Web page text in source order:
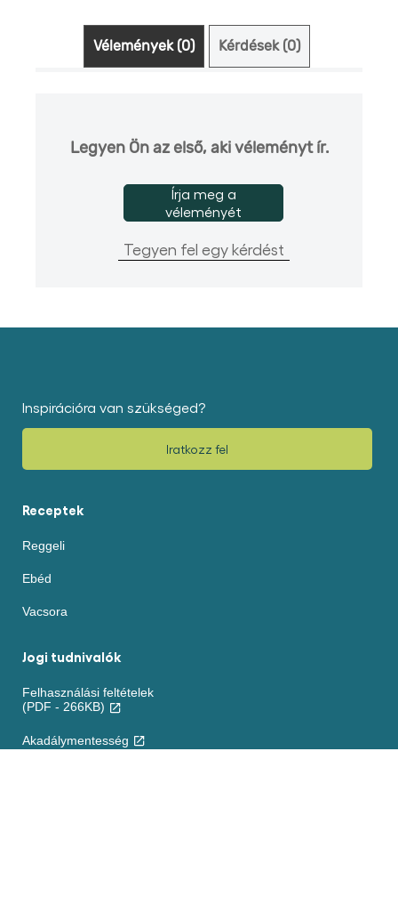
Vélemények (0) Kérdések (0)
Legyen Ön az első, aki véleményt ír.
Írja meg a
véleményét
Tegyen fel egy kérdést
Inspirációra van szükséged?
Iratkozz fel
Receptek
Reggeli
Ebéd
Vacsora
Jogi tudnivalók
Felhasználási feltételek
(PDF - 266KB)
Akadálymentesség